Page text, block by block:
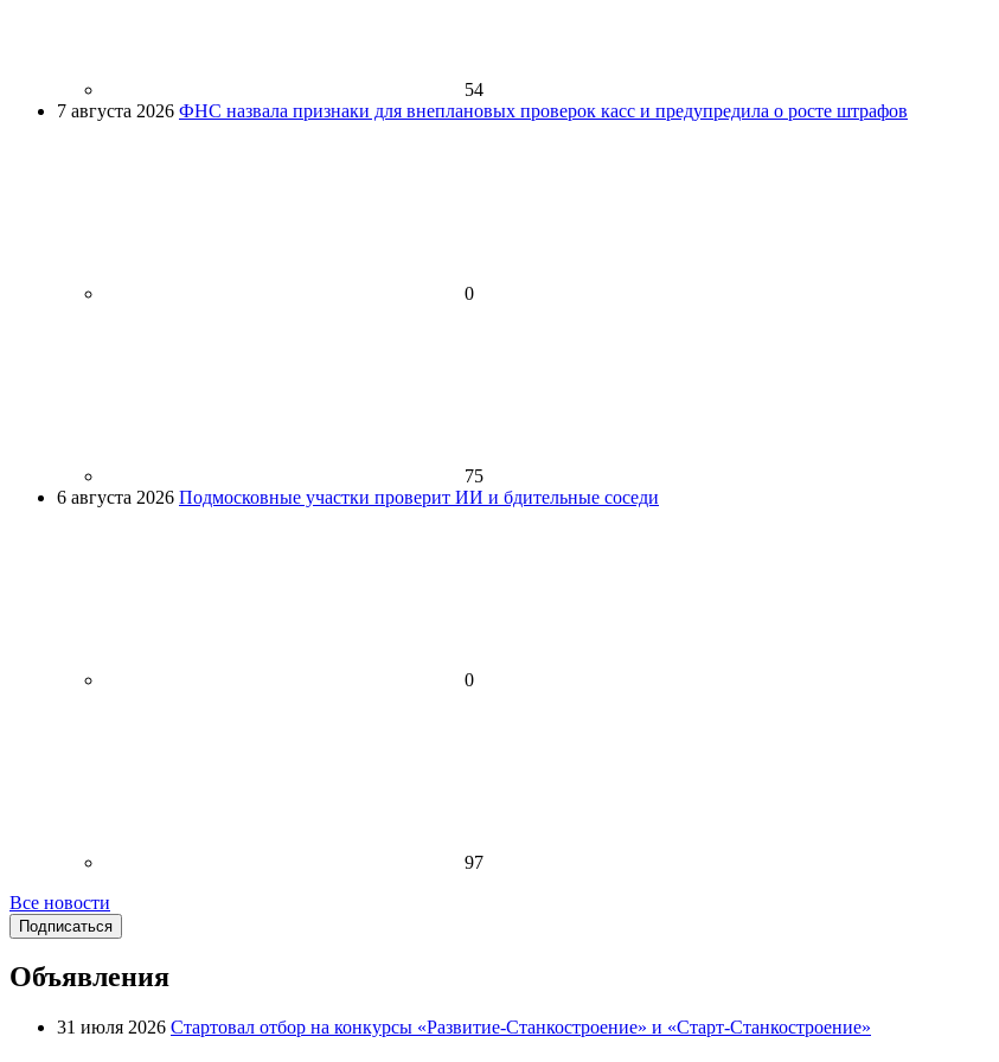
54
7 августа 2026 ФНС назвала признаки для внеплановых проверок касс и предупредила о росте штрафов
0
75
6 августа 2026 Подмосковные участки проверит ИИ и бдительные соседи
0
97
Все новости
Подписаться
Объявления
31 июля 2026 Стартовал отбор на конкурсы «Развитие-Станкостроение» и «Старт-Станкостроение»